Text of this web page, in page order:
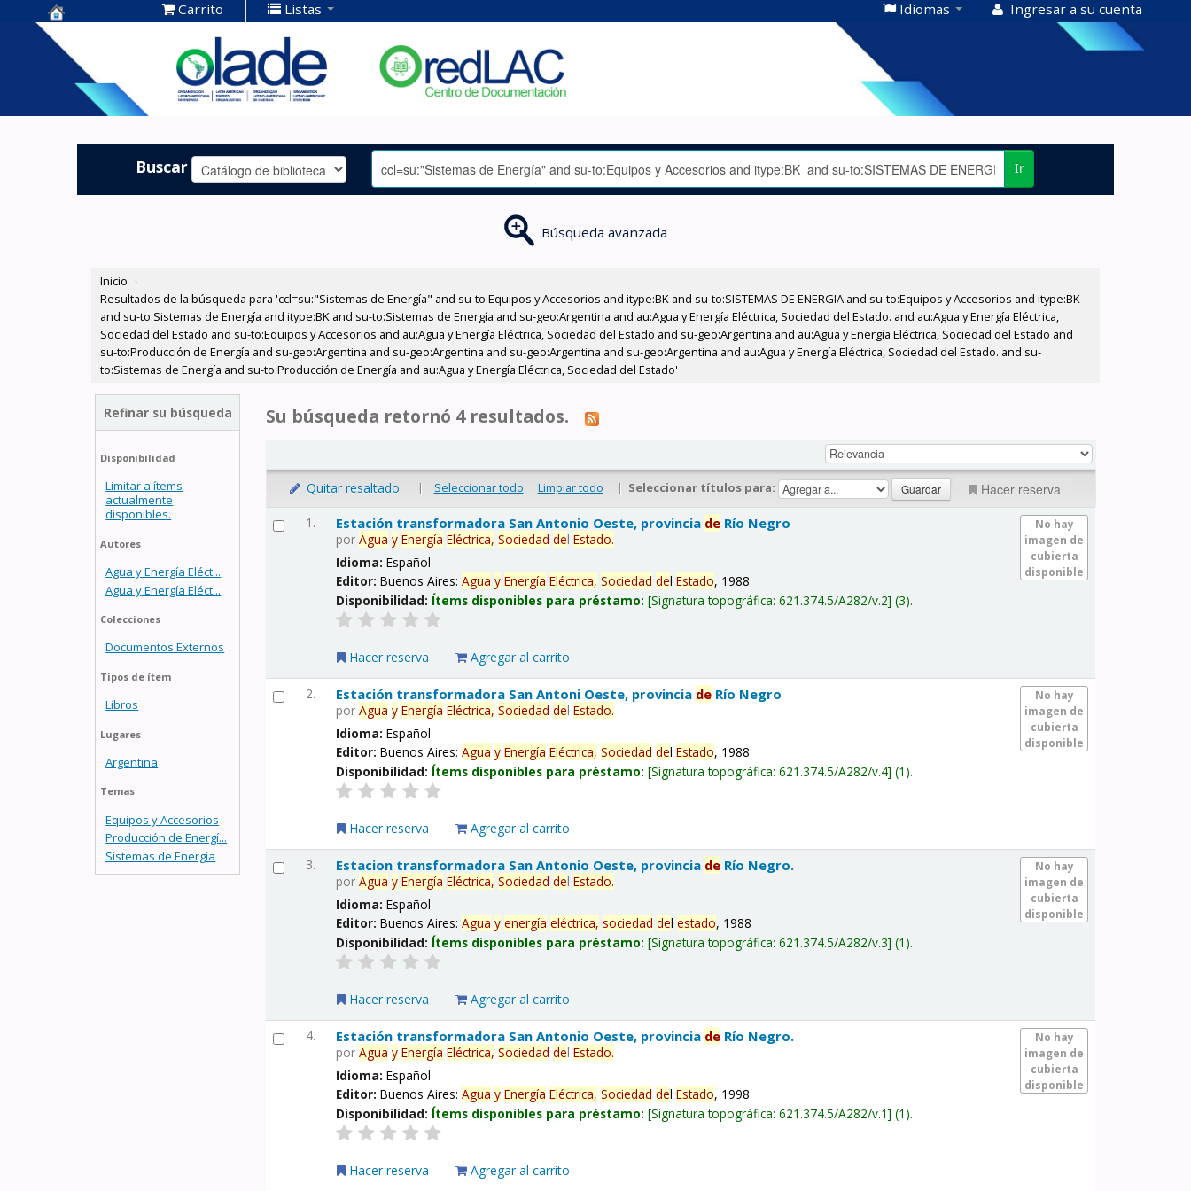
Centro de
Documentación
OLADE -
Carrito Listas Idiomas Ingresar a su cuenta
Buscar Ir
Búsqueda avanzada
Inicio ›
Resultados de la búsqueda para 'ccl=su:"Sistemas de Energía" and su-to:Equipos y Accesorios and itype:BK and su-to:SISTEMAS DE ENERGIA and su-to:Equipos y Accesorios and itype:BK
and su-to:Sistemas de Energía and itype:BK and su-to:Sistemas de Energía and su-geo:Argentina and au:Agua y Energía Eléctrica, Sociedad del Estado. and au:Agua y Energía Eléctrica,
Sociedad del Estado and su-to:Equipos y Accesorios and au:Agua y Energía Eléctrica, Sociedad del Estado and su-geo:Argentina and au:Agua y Energía Eléctrica, Sociedad del Estado and
su-to:Producción de Energía and su-geo:Argentina and su-geo:Argentina and su-geo:Argentina and su-geo:Argentina and au:Agua y Energía Eléctrica, Sociedad del Estado. and su-
to:Sistemas de Energía and su-to:Producción de Energía and au:Agua y Energía Eléctrica, Sociedad del Estado'
Refinar su búsqueda
Disponibilidad
Limitar a ítems
actualmente
disponibles.
Autores
Agua y Energía Eléct...
Agua y Energía Eléct...
Colecciones
Documentos Externos
Tipos de ítem
Libros
Lugares
Argentina
Temas
Equipos y Accesorios
Producción de Energí...
Sistemas de Energía
Su búsqueda retornó 4 resultados.
Quitar resaltado | Seleccionar todo Limpiar todo | Seleccionar títulos para: Hacer reserva
1.
No hay
imagen de
cubierta
disponible
Estación transformadora San Antonio Oeste, provincia de Río Negro
porAgua y Energía Eléctrica, Sociedad delEstado.
Idioma:Español
Editor:Buenos Aires:Agua y Energía Eléctrica, Sociedad delEstado, 1988
Disponibilidad: Ítems disponibles para préstamo: Signatura topográfica:621.374.5/A282/v.2 (3).
Hacer reserva Agregar al carrito
2.
No hay
imagen de
cubierta
disponible
Estación transformadora San Antoni Oeste, provincia de Río Negro
porAgua y Energía Eléctrica, Sociedad delEstado.
Idioma:Español
Editor:Buenos Aires:Agua y Energía Eléctrica, Sociedad delEstado, 1988
Disponibilidad: Ítems disponibles para préstamo: Signatura topográfica:621.374.5/A282/v.4 (1).
Hacer reserva Agregar al carrito
3.
No hay
imagen de
cubierta
disponible
Estacion transformadora San Antonio Oeste, provincia de Río Negro.
porAgua y Energía Eléctrica, Sociedad delEstado.
Idioma:Español
Editor:Buenos Aires:Agua y energía eléctrica, sociedad delestado, 1988
Disponibilidad: Ítems disponibles para préstamo: Signatura topográfica:621.374.5/A282/v.3 (1).
Hacer reserva Agregar al carrito
4.
No hay
imagen de
cubierta
disponible
Estación transformadora San Antonio Oeste, provincia de Río Negro.
porAgua y Energía Eléctrica, Sociedad delEstado.
Idioma:Español
Editor:Buenos Aires:Agua y Energía Eléctrica, Sociedad delEstado, 1998
Disponibilidad: Ítems disponibles para préstamo: Signatura topográfica:621.374.5/A282/v.1 (1).
Hacer reserva Agregar al carrito